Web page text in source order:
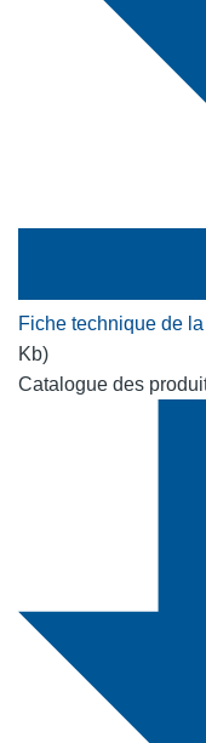
Fiche technique de
Kb)
Catalogue des